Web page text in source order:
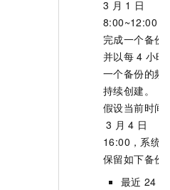
3 月 1 日
8:00~12:00）
完成一个备份
并以每 4 小时
一个备份的频
持续创建。
假设当前时间
3 月 4 日
16:00，系统
保留如下备份
最近 24